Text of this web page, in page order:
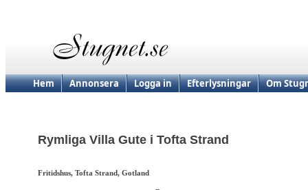
Hem Annonsera Logga in Efterlysningar Om
Rymliga Villa Gute i Tofta Strand
Fritidshus, Tofta Strand, Gotland